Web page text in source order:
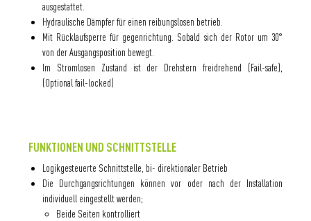
ausgestattet.
Hydraulische Dämpfer für einen reibungslosen betrieb.
Mit Rücklaufsperre für gegenrichtung. Sobald sich der Rotor um 30°
von der Ausgangsposition bewegt.
Im Stromlosen Zustand ist der Drehstern freidrehend (Fail-safe),
(Optional fail-locked)
FUNKTIONEN UND SCHNITTSTELLE
Logikgesteuerte Schnittstelle, bi- direktionaler Betrieb
Die Durchgangsrichtungen können vor oder nach der Installation
individuell eingestellt werden;
Beide Seiten kontrolliert